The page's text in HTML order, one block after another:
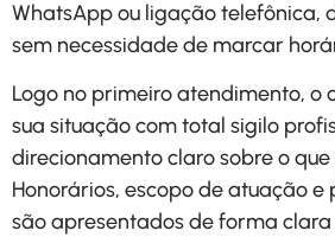
WhatsApp ou ligação telefônica,
sem necessidade de marcar
Logo no primeiro atendimento, o
sua situação com total sigilo
direcionamento claro sobre o
Honorários, escopo de atuação e
são apresentados de forma